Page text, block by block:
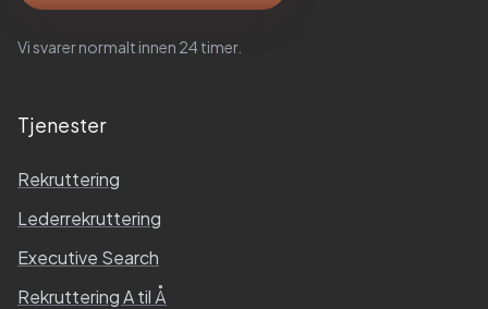
Vi svarer normalt innen 24 timer.
Tjenester
Rekruttering
Lederrekruttering
Executive Search
Rekruttering A til Å